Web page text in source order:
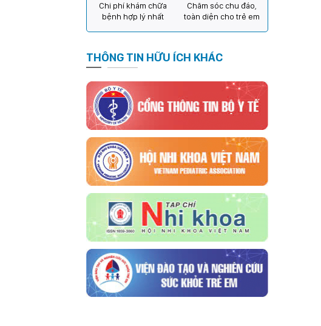
Chi phí khám chữa
bệnh hợp lý nhất
Chăm sóc chu đáo,
toàn diện cho trẻ em
THÔNG TIN HỮU ÍCH KHÁC